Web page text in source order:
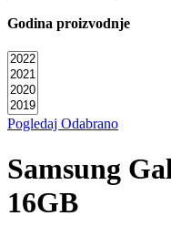
Godina proizvodnje
Pogledaj Odabrano
Samsung
16GB